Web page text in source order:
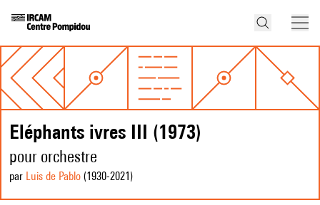
Eléphants ivres III (1973)
pour orchestre
par Luis de Pablo (1930-2021 )